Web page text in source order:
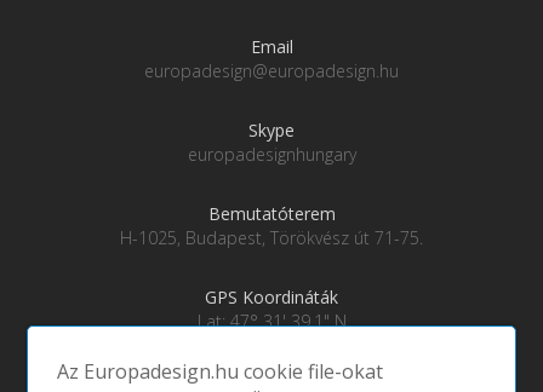
Email
europadesign@europadesign.hu
Skype
europadesignhungary
Bemutatóterem
H-1025, Budapest, Törökvész út 71-75.
GPS Koordináták
Lat: 47° 31' 39.1" N
Az Europadesign.hu cookie file-okat